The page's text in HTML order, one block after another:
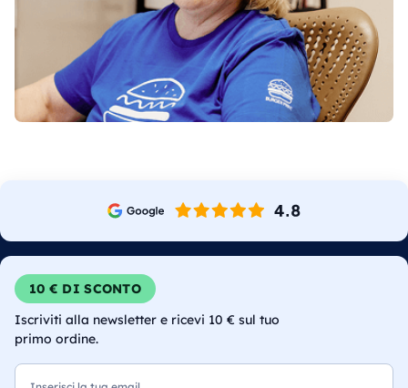
10 € DI SCONTO
Iscriviti alla newsletter e ricevi 10 € sul tuo
primo ordine.